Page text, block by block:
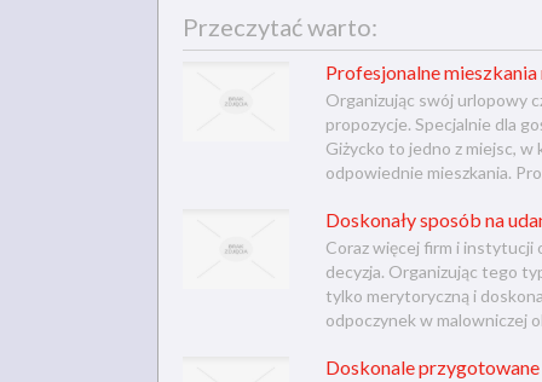
Przeczytać warto:
Profesjonalne
Organizując swój urlopowy
propozycje. Specjalnie dla
Giżycko to jedno z miejsc,
odpowiednie mieszkania.
Doskonały sposób na
Coraz więcej firm i instytucji
decyzja. Organizując tego
tylko merytoryczną i
odpoczynek w malowniczej
Doskonale